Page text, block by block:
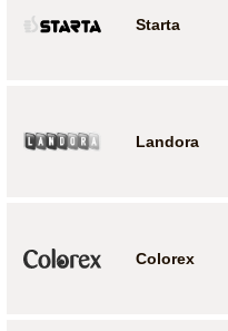
Starta
Landora
Colorex